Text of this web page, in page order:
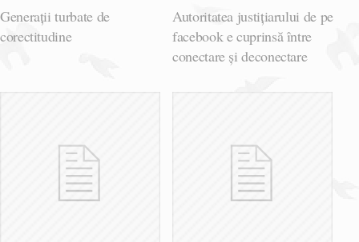
Generații turbate de
corectitudine
Autoritatea justițiarului de pe
facebook e cuprinsă între
conectare și deconectare